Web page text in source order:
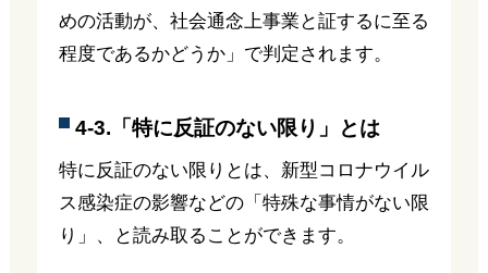
めの活動が、社会通念上事業と証するに至る
程度であるかどうか」で判定されます。
4-3.「特に反証のない限り」とは
特に反証のない限りとは、新型コロナウイル
ス感染症の影響などの「特殊な事情がない限
り」、と読み取ることができます。